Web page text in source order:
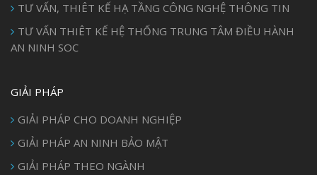
TƯ VẤN, THIÊT KẾ HẠ TẦNG CÔNG NGHỆ THÔNG TIN
TƯ VẤN THIÊT KẾ HỆ THỐNG TRUNG TÂM ĐIỀU HÀNH
AN NINH SOC
GIẢI PHÁP
GIẢI PHÁP CHO DOANH NGHIỆP
GIẢI PHÁP AN NINH BẢO MẬT
GIẢI PHÁP THEO NGÀNH